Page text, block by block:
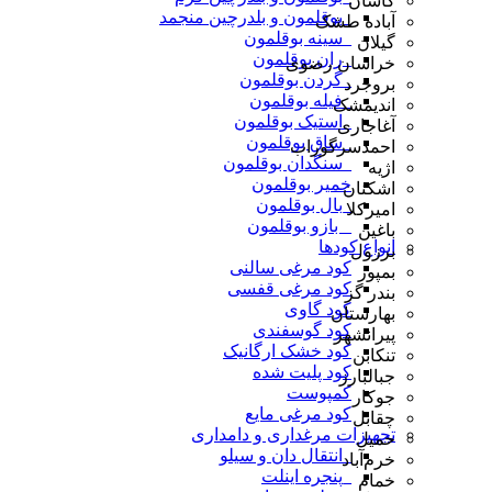
_بوقلمون و بلدرچین منجمد
_سینه بوقلمون
_ران بوقلمون
_گردن بوقلمون
_فیله بوقلمون
_استیک بوقلمون
_ساق بوقلمون
_سنگدان بوقلمون
خمیر بوقلمون
_بال بوقلمون
_ بازو بوقلمون
انواع کودها
کود مرغی سالنی
کود مرغی قفسی
کود گاوی
کود گوسفندی
کود خشک ارگانیک
کود پلیت شده
کمپوست
کود مرغی مایع
تجهیزات مرغداری و دامداری
_انتقال دان و سیلو
_پنجره اینلت
آباده طشک
گیلان
خراسان رضوی
بروجرد
اندیمشک
آغاجاری
احمدسرگوراب
اژیه
اشکنان
امیرکلا
باغین
برزول
بمپور
بندر گز
بهارستان
پیرانشهر
تنکابن
جبالبارز
جوکار
چقابل
حمیل
خرم‌آباد
خمام